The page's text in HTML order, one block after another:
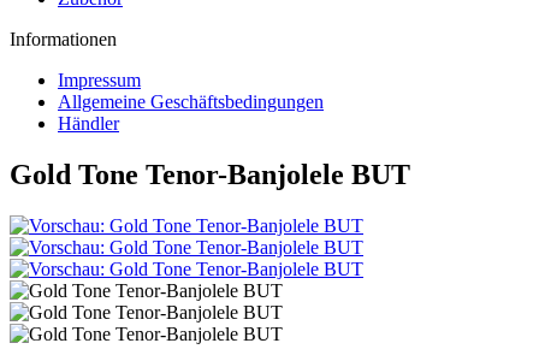
Informationen
Impressum
Allgemeine Geschäftsbedingungen
Händler
Gold Tone Tenor-Banjolele BUT